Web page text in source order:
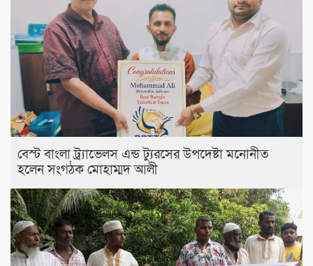
বেস্ট বাংলা ট্র্যাভেলস এন্ড ট্যুরসের উপদেষ্টা মনোনীত
হলেন সংগঠক মোহাম্মদ আলী